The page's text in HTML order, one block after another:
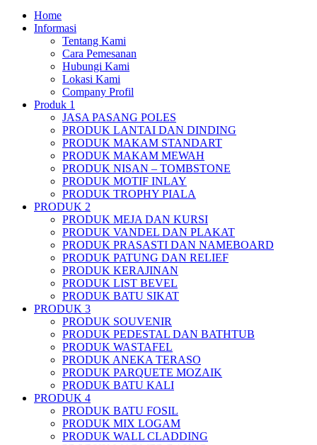
Home
Informasi
Tentang Kami
Cara Pemesanan
Hubungi Kami
Lokasi Kami
Company Profil
Produk 1
JASA PASANG POLES
PRODUK LANTAI DAN DINDING
PRODUK MAKAM STANDART
PRODUK MAKAM MEWAH
PRODUK NISAN – TOMBSTONE
PRODUK MOTIF INLAY
PRODUK TROPHY PIALA
PRODUK 2
PRODUK MEJA DAN KURSI
PRODUK VANDEL DAN PLAKAT
PRODUK PRASASTI DAN NAMEBOARD
PRODUK PATUNG DAN RELIEF
PRODUK KERAJINAN
PRODUK LIST BEVEL
PRODUK BATU SIKAT
PRODUK 3
PRODUK SOUVENIR
PRODUK PEDESTAL DAN BATHTUB
PRODUK WASTAFEL
PRODUK ANEKA TERASO
PRODUK PARQUETE MOZAIK
PRODUK BATU KALI
PRODUK 4
PRODUK BATU FOSIL
PRODUK MIX LOGAM
PRODUK WALL CLADDING